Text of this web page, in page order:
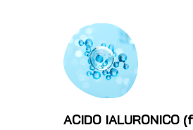
ACIDO IALURONICO